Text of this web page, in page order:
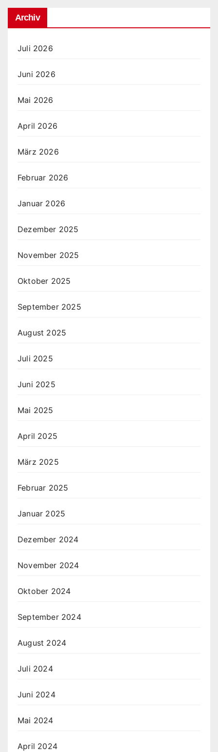
Archiv
Juli 2026
Juni 2026
Mai 2026
April 2026
März 2026
Februar 2026
Januar 2026
Dezember 2025
November 2025
Oktober 2025
September 2025
August 2025
Juli 2025
Juni 2025
Mai 2025
April 2025
März 2025
Februar 2025
Januar 2025
Dezember 2024
November 2024
Oktober 2024
September 2024
August 2024
Juli 2024
Juni 2024
Mai 2024
April 2024